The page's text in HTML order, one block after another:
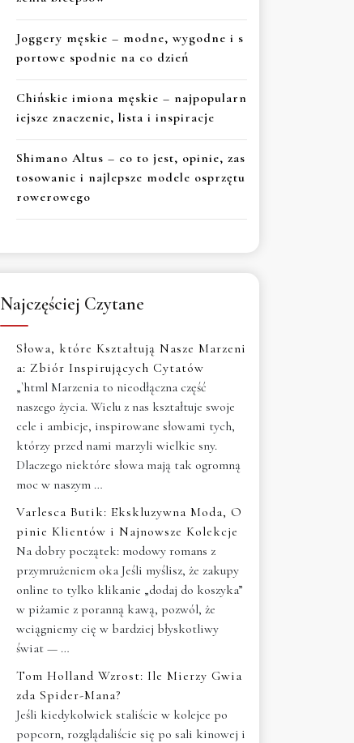
Joggery męskie – modne, wygodne i s
portowe spodnie na co dzień
Chińskie imiona męskie – najpopularn
iejsze znaczenie, lista i inspiracje
Shimano Altus – co to jest, opinie, zas
tosowanie i najlepsze modele osprzętu
rowerowego
Najczęściej Czytane
Słowa, które Kształtują Nasze Marzeni
a: Zbiór Inspirujących Cytatów
„`html Marzenia to nieodłączna część
naszego życia. Wielu z nas kształtuje swoje
cele i ambicje, inspirowane słowami tych,
którzy przed nami marzyli wielkie sny.
Dlaczego niektóre słowa mają tak ogromną
moc w naszym …
Varlesca Butik: Ekskluzywna Moda, O
pinie Klientów i Najnowsze Kolekcje
Na dobry początek: modowy romans z
przymrużeniem oka Jeśli myślisz, że zakupy
online to tylko klikanie „dodaj do koszyka”
w piżamie z poranną kawą, pozwól, że
wciągniemy cię w bardziej błyskotliwy
świat — …
Tom Holland Wzrost: Ile Mierzy Gwia
zda Spider-Mana?
Jeśli kiedykolwiek staliście w kolejce po
popcorn, rozglądaliście się po sali kinowej i